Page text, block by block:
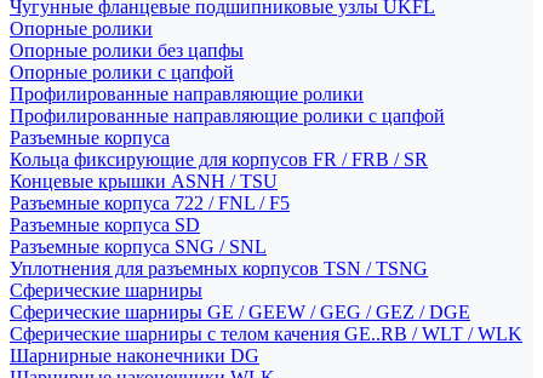
Чугунные фланцевые подшипниковые узлы UKFL
Опорные ролики
Опорные ролики без цапфы
Опорные ролики с цапфой
Профилированные направляющие ролики
Профилированные направляющие ролики с цапфой
Разъемные корпуса
Кольца фиксирующие для корпусов FR / FRB / SR
Концевые крышки ASNH / TSU
Разъемные корпуса 722 / FNL / F5
Разъемные корпуса SD
Разъемные корпуса SNG / SNL
Уплотнения для разъемных корпусов TSN / TSNG
Сферические шарниры
Сферические шарниры GE / GEEW / GEG / GEZ / DGE
Сферические шарниры с телом качения GE..RB / WLT / WLK
Шарнирные наконечники DG